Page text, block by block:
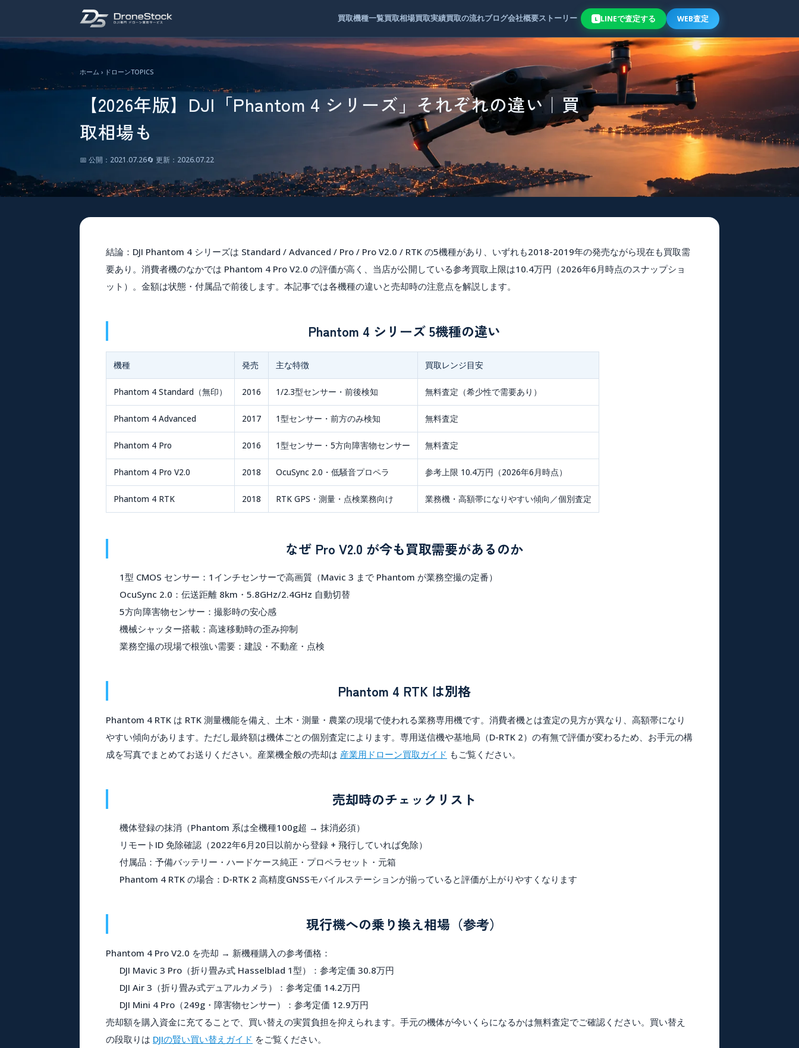
買取機種一覧買取相場買取実績買取の流れブログ会社概要ストーリー L LINEで査定する WEB査定
ホーム › ドローンTOPICS
【2026年版】DJI「Phantom 4 シリーズ」それぞれの違い｜買
取相場も
📅 公開：2021.07.26🔄 更新：2026.07.22
結論 ：DJI Phantom 4 シリーズは Standard / Advanced / Pro / Pro V2.0 / RTK の5機種があり、いずれも2018-2019年の発売ながら現在も買取需
要あり。消費者機のなかでは Phantom 4 Pro V2.0 の評価が高く、当店が公開している参考買取上限は10.4万円 （2026年6月時点のスナップショ
ット）。金額は状態・付属品で前後します。本記事では各機種の違いと売却時の注意点を解説します。
Phantom 4 シリーズ 5機種の違い
機種 発売 主な特徴 買取レンジ目安
Phantom 4 Standard（無印） 2016 1/2.3型センサー・前後検知 無料査定（希少性で需要あり）
Phantom 4 Advanced 2017 1型センサー・前方のみ検知 無料査定
Phantom 4 Pro 2016 1型センサー・5方向障害物センサー 無料査定
Phantom 4 Pro V2.0 2018 OcuSync 2.0・低騒音プロペラ 参考上限 10.4万円 （2026年6月時点）
Phantom 4 RTK 2018 RTK GPS・測量・点検業務向け 業務機・高額帯になりやすい傾向／個別査定
なぜ Pro V2.0 が今も買取需要があるのか
1型 CMOS センサー ：1インチセンサーで高画質（Mavic 3 まで Phantom が業務空撮の定番）
OcuSync 2.0 ：伝送距離 8km・5.8GHz/2.4GHz 自動切替
5方向障害物センサー ：撮影時の安心感
機械シャッター搭載：高速移動時の歪み抑制
業務空撮の現場で根強い需要：建設・不動産・点検
Phantom 4 RTK は別格
Phantom 4 RTK は RTK 測量機能を備え、土木・測量・農業の現場で使われる業務専用機です。消費者機とは査定の見方が異なり、 高額帯になり
やすい傾向があります。ただし最終額は機体ごとの個別査定によります。専用送信機や基地局（D-RTK 2）の有無で評価が変わるため、お手元の構
成を写真でまとめてお送りください。産業機全般の売却は 産業用ドローン買取ガイド もご覧ください。
売却時のチェックリスト
機体登録の抹消 （Phantom 系は全機種100g超 → 抹消必須）
リモートID 免除確認（2022年6月20日以前から登録 + 飛行していれば免除）
付属品 ：予備バッテリー・ハードケース純正・プロペラセット・元箱
Phantom 4 RTK の場合 ：D-RTK 2 高精度GNSSモバイルステーションが揃っていると評価が上がりやすくなります
現行機への乗り換え相場（参考）
Phantom 4 Pro V2.0 を売却 → 新機種購入の参考価格：
DJI Mavic 3 Pro（折り畳み式 Hasselblad 1型）：参考定価 30.8万円
DJI Air 3（折り畳み式デュアルカメラ）：参考定価 14.2万円
DJI Mini 4 Pro（249g・障害物センサー）：参考定価 12.9万円
売却額を購入資金に充てることで、買い替えの実質負担を抑えられます。手元の機体が今いくらになるかは無料査定でご確認ください。買い替え
の段取りは DJIの賢い買い替えガイド をご覧ください。